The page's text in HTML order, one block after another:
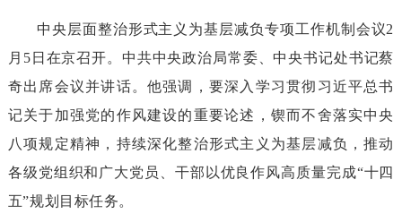
中央层面整治形式主义为基层减负专项工作机制会议2
月5日在京召开。中共中央政治局常委、中央书记处书记蔡
奇出席会议并讲话。他强调，要深入学习贯彻习近平总书
记关于加强党的作风建设的重要论述，锲而不舍落实中央
八项规定精神，持续深化整治形式主义为基层减负，推动
各级党组织和广大党员、干部以优良作风高质量完成“十四
五”规划目标任务。